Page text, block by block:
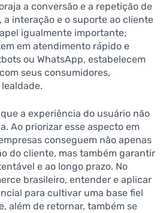
a conversão e a repetição de
a interação e o suporte ao cliente
igualmente importante;
em atendimento rápido e
ou WhatsApp, estabelecem
seus consumidores,
a experiência do usuário não
Ao priorizar esse aspecto em
conseguem não apenas
do cliente, mas também garantir
e ao longo prazo. No
brasileiro, entender e aplicar
para cultivar uma base fiel
além de retornar, também se